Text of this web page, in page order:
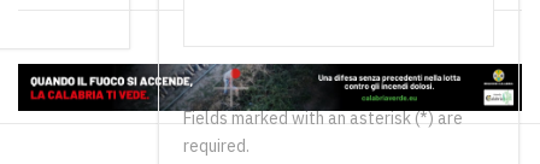
Fields marked with an asterisk (*) are
required.